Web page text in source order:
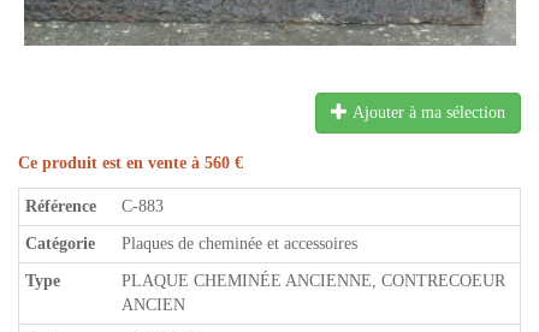
Ajouter à ma sélection
Ce produit est en vente à 560 €
Référence C-883
Catégorie Plaques de cheminée et accessoires
Type
PLAQUE CHEMINÉE ANCIENNE, CONTRECOEUR
ANCIEN